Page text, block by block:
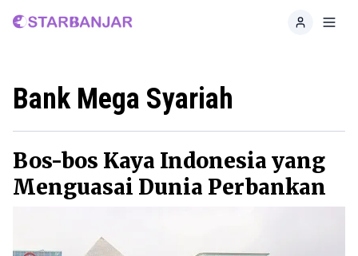
Home
Bank Mega Syariah
Bos-bos Kaya Indonesia yang
Menguasai Dunia Perbankan